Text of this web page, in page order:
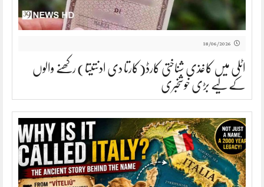
18/06/2026
اٹلی میں کاغذی شناختی کارڈ(کارتا دی ادنتیتا) رکھنے والوں
کے لیے بڑی خوشخبری